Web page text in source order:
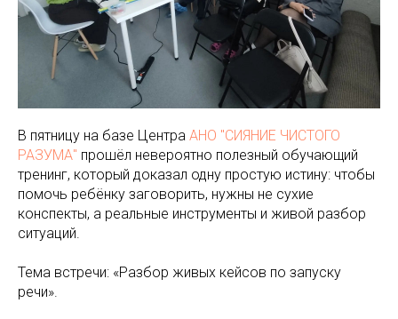
В пятницу на базе Центра АНО "СИЯНИЕ ЧИСТОГО
РАЗУМА" прошёл невероятно полезный обучающий
тренинг, который доказал одну простую истину: чтобы
помочь ребёнку заговорить, нужны не сухие
конспекты, а реальные инструменты и живой разбор
ситуаций.
Тема встречи: «Разбор живых кейсов по запуску
речи».